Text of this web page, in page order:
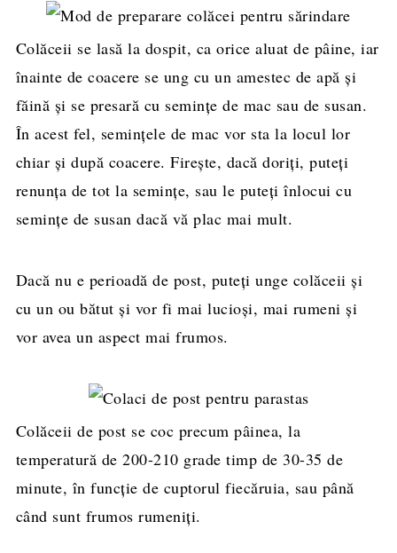
Colăceii se lasă la dospit, ca orice aluat de pâine, iar
înainte de coacere se ung cu un amestec de apă și
făină și se presară cu semințe de mac sau de susan.
În acest fel, semințele de mac vor sta la locul lor
chiar și după coacere. Firește, dacă doriți, puteți
renunța de tot la semințe, sau le puteți înlocui cu
semințe de susan dacă vă plac mai mult.
Dacă nu e perioadă de post, puteți unge colăceii și
cu un ou bătut și vor fi mai lucioși, mai rumeni și
vor avea un aspect mai frumos.
Colăceii de post se coc precum pâinea, la
temperatură de 200-210 grade timp de 30-35 de
minute, în funcție de cuptorul fiecăruia, sau până
când sunt frumos rumeniți.